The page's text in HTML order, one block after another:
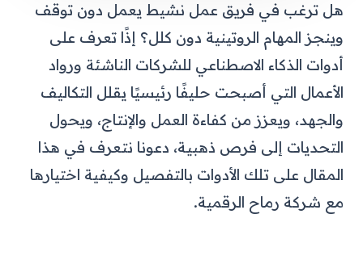
هل ترغب في فريق عمل نشيط يعمل دون توقف
وينجز المهام الروتينية دون كلل؟ إذًا تعرف على
أدوات الذكاء الاصطناعي للشركات الناشئة ورواد
الأعمال التي أصبحت حليفًا رئيسيًا يقلل التكاليف
والجهد، ويعزز من كفاءة العمل والإنتاج، ويحول
التحديات إلى فرص ذهبية، دعونا نتعرف في هذا
المقال على تلك الأدوات بالتفصيل وكيفية اختيارها
مع شركة رماح الرقمية.